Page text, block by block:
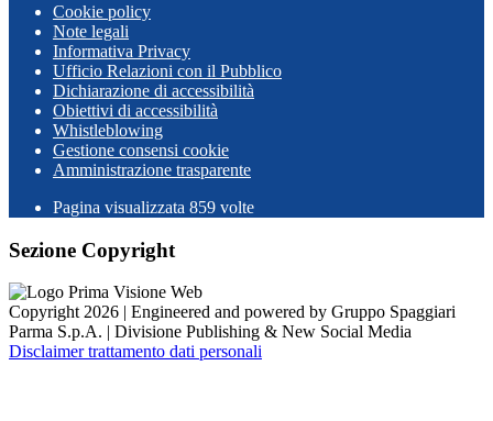
Cookie policy
Note legali
Informativa Privacy
Ufficio Relazioni con il Pubblico
Dichiarazione di accessibilità
Obiettivi di accessibilità
Whistleblowing
Gestione consensi cookie
Amministrazione trasparente
Pagina visualizzata 859 volte
Sezione Copyright
Copyright 2026 | Engineered and powered by Gruppo Spaggiari
Parma S.p.A. | Divisione Publishing & New Social Media
Disclaimer trattamento dati personali